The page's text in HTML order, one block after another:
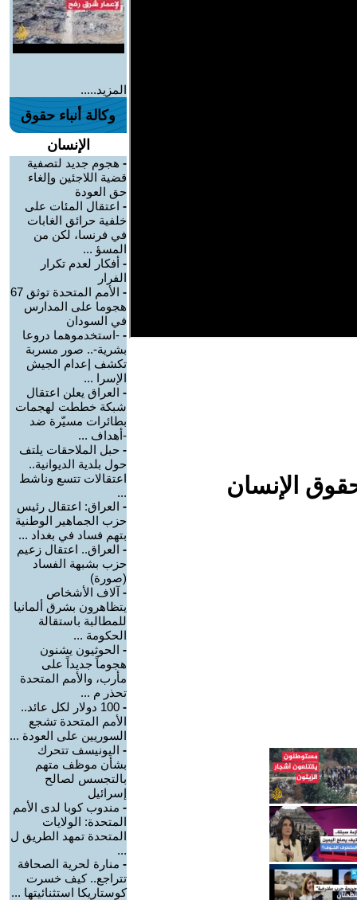
الإنسان
المزيد.....
وكالة أنباء حقوق
الإنسان
- هجوم جديد لتصفية
قضية اللاجئين وإلغاء
حق العودة
- اعتقال المئات على
خلفية حرائق الغابات
في فرنسا، لكن من
المسؤ ...
- أفكار لعدم تكرار
الفرار
-
الأمم المتحدة توثق 67
هجوما على المدارس
في السودان
- -استخدموهما دروعا
بشرية-.. صور مسربة
تكشف إعدام الجيش
الإسرا ...
- العراق يعلن اعتقال
شبكة خططت لهجمات
بطائرات مسيّرة ضد
-أهداف ...
- حبل الملاحقات يلتف
حول بلدية الديوانية..
اعتقالات تتسع وناشط
...
- العراق: اعتقال رئيس
حزب الجماهير الوطنية
بتهم فساد في بغداد ...
- العراق.. اعتقال زعيم
حزب بشبهة الفساد
(صورة)
- آلاف الأشخاص
يتظاهرون بشرق ألمانيا
للمطالبة باستقالة
الحكومة ...
- الحوثيون يشنون
هجوماً جديداً على
مأرب، والأمم المتحدة
تحذر م ...
-
100 دولار لكل عائد..
الأمم المتحدة تشجع
السوريين على العودة ...
- اليونيسف تتحرك
بشأن موظف متهم
بالتجسس لصالح
إسرائيل
- مندوب كوبا لدى الأمم
المتحدة: الولايات
المتحدة تمهد الطريق ل
...
- منارة لحرية الصحافة
تتراجع.. كيف خسرت
كوستاريكا استثنائيتها ...